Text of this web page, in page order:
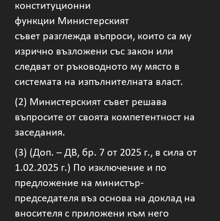
конституционни
функции Министерският
съвет разглежда въпроси, които са му
изрично възложени със закон или
следват от ръководното му място в
системата на изпълнителната власт.
(2) Министерският съвет решава
въпросите от своята компетентност на
заседания.
(3) (Доп. – ДВ, бр. 7 от 2025 г., в сила от
1.02.2025 г.) По изключение и по
предложение на министър-
председателя въз основа на доклад на
вносителя с приложени към него